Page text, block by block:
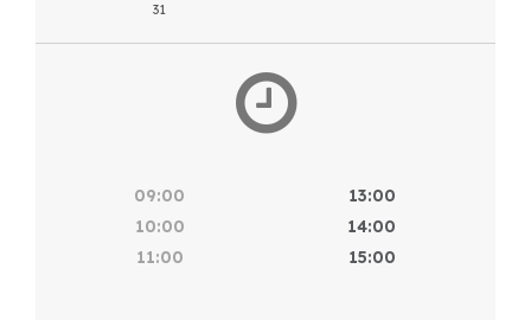
31
09:00
10:00
11:00
13:00
14:00
15:00